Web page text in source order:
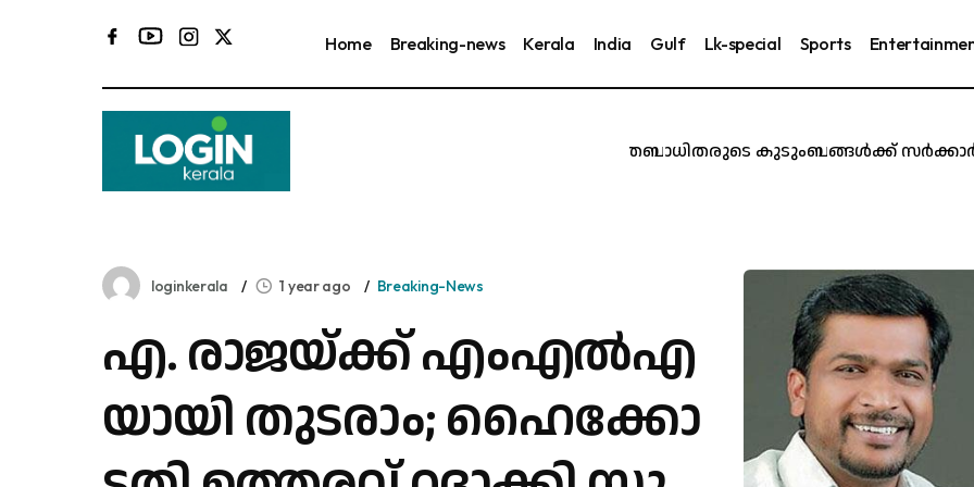
Home Breaking-news Kerala India Gulf Lk-special Sports
കരൂർ ദുരന്തബാധിതരുടെ കുടുംബങ്ങൾക്ക് സർക്കാർ
loginkerala 1 year ago Breaking-News
എ. ​രാ​ജ​യ്ക്ക് എം​എ​ൽ​എ​
യാ​യി തു​ട​രാം; ഹൈ​ക്കോ​